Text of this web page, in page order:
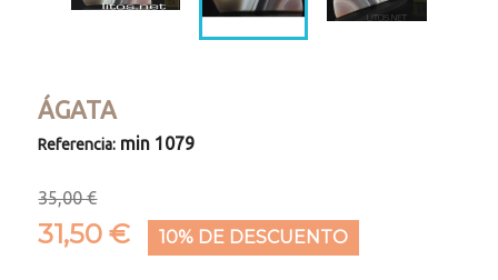
ÁGATA
Referencia: min 1079
35,00 €
31,50 € 10% DE DESCUENTO